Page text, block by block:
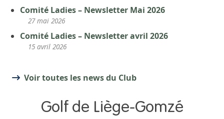
Comité Ladies – Newsletter Mai 2026
27 mai 2026
Comité Ladies – Newsletter avril 2026
15 avril 2026
Voir toutes les news du Club
Golf de Liège-Gomzé